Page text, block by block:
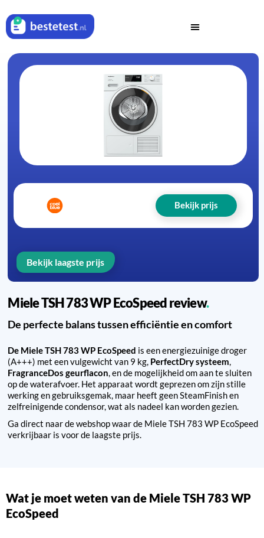
Miele TSH 783 WP EcoSpeed review
De perfecte balans tussen efficiëntie en comfort
De Miele TSH 783 WP EcoSpeed is een energiezuinige droger
(A+++) met een vulgewicht van 9 kg, PerfectDry systeem,
FragranceDos geurflacon, en de mogelijkheid om aan te sluiten
op de waterafvoer. Het apparaat wordt geprezen om zijn stille
werking en gebruiksgemak, maar heeft geen SteamFinish en
zelfreinigende condensor, wat als nadeel kan worden gezien.
Ga direct naar de webshop waar de Miele TSH 783 WP EcoSpeed
verkrijbaar is voor de laagste prijs.
Bekijk prijs
Bekijk laagste prijs
Wat je moet weten van de Miele TSH 783 WP
EcoSpeed